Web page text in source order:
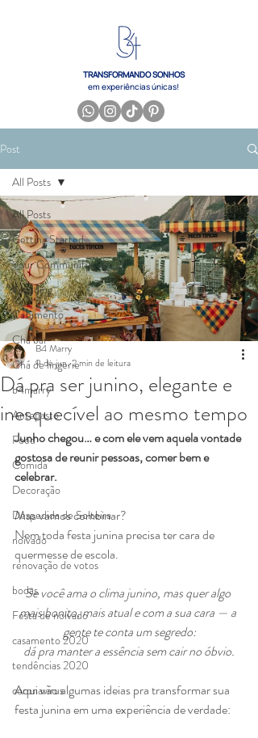
TRANSFORMANDO SONHOS
em experiências únicas!
Post
All Posts
Getting Started
Your Community
Wedding
Casamento
Chá bar
Chá de lingerie
b4marry
Antepasto
Food
Comida
Decoração
Despedida de Solteira
noivado
renovação de votos
bodas
Festa de noivado
casamento 2020
tendências 2020
coronavirus
All Posts
Dá pra ser junino, elegante e
inesquecível ao mesmo tempo
B4 Marry
9 de jun.2 min de leitura
Junho chegou… e com ele vem aquela vontade
gostosa de reunir pessoas, comer bem e
celebrar.
Mas vamos combinar?
Nem toda festa junina precisa ter cara de
quermesse de escola.
Se você ama o clima junino, mas quer algo
mais bonito, mais atual e com a sua cara — a
gente te conta um segredo:
dá pra manter a essência sem cair no óbvio.
Aqui vão algumas ideias pra transformar sua
festa junina em uma experiência de verdade: